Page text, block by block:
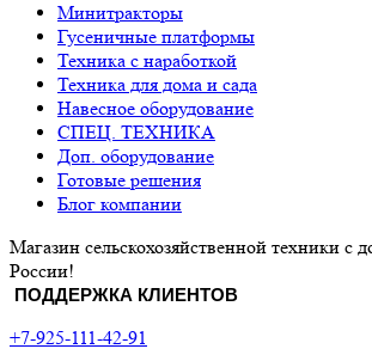
Минитракторы
Гусеничные платформы
Техника с наработкой
Техника для дома и сада
Навесное оборудование
СПЕЦ. ТЕХНИКА
Доп. оборудование
Готовые решения
Блог компании
Магазин сельскохозяйственной техники с
России!
ПОДДЕРЖКА КЛИЕНТОВ
+7-925-111-42-91